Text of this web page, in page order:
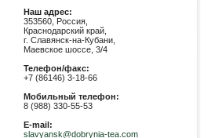
Наш адрес:
353560, Россия,
Краснодарский край,
г. Славянск-на-Кубани,
Маевское шоссе, 3/4
Телефон/факс:
+7 (86146) 3-18-66
Мобильный телефон:
8 (988) 330-55-53
E-mail:
slavyansk@dobrynia-tea.com